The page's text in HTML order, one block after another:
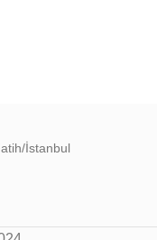
İstanbul